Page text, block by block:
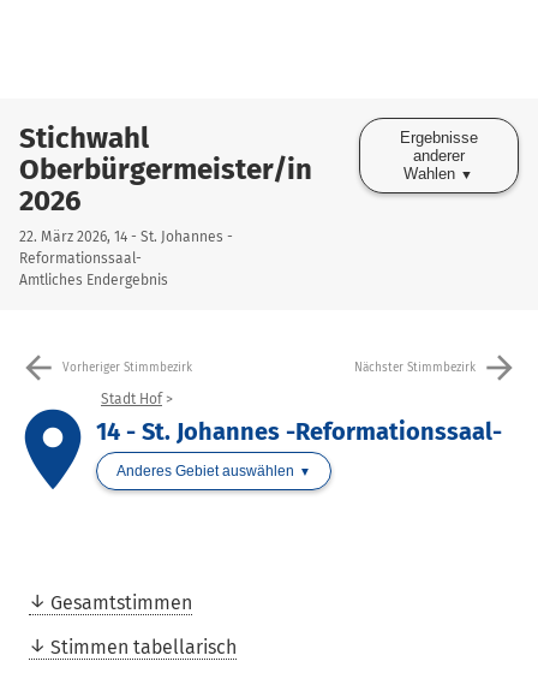
Stichwahl
Oberbürgermeister/in
2026
22. März 2026, 14 - St. Johannes -
Reformationssaal-
Amtliches Endergebnis
Ergebnisse
anderer
Wahlen
arrow_back Vorheriger Stimmbezirk Nächster Stimmbezirk arrow_forward
place
Stadt Hof
14 - St. Johannes -Reformationssaal-
Anderes Gebiet auswählen
Gesamtstimmen
Stimmen tabellarisch